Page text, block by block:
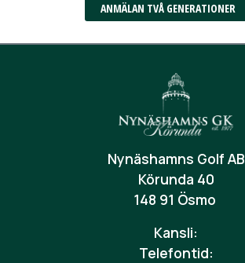
ANMÄLAN TVÅ GENERATIONER
Nynäshamns Golf AB
Körunda 40
148 91 Ösmo
Kansli:
Telefontid: